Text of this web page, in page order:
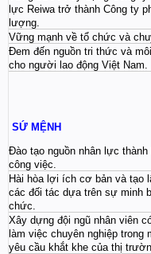
lực Reiwa trở thành Công ty
lượng.
Vững mạnh về tổ chức và
Đem đến nguồn tri thức và
cho người lao động Việt Nam.
SỨ MỆNH
Đào tạo nguồn nhân lực
công việc.
Hài hòa lợi ích cơ bản và tạo
các đối tác dựa trên sự minh
chức.
Xây dựng đội ngũ nhân viên
làm việc chuyên nghiệp
yêu cầu khắt khe của thị